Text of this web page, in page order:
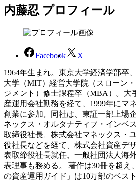
内藤忍 プロフィール
Facebook X
1964年生まれ。東京大学経済学部卒
大学（MIT）経営大学院（スローン
ジメント）修士課程卒（MBA）。大
産運用会社勤務を経て、1999年にマ
創業に参加。同社は、東証一部上場
ネックス・オルタナティブ・インベ
取締役社長、株式会社マネックス・
役社長などを経て、株式会社資産デ
表取締役社長就任。一般社団法人海
表理事も務める。 著作は30冊を超え
の資産運用ガイド」は10万部のベス